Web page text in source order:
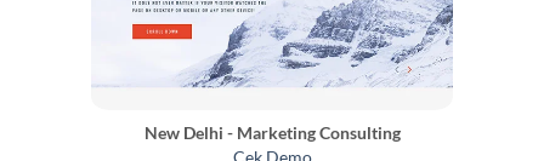
New Delhi - Marketing Consulting